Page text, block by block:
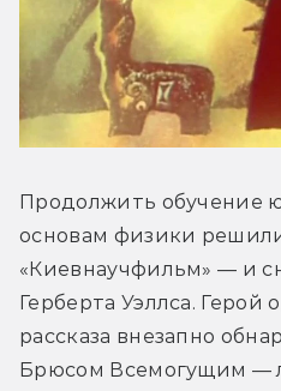
Продолжить обучение
основам физики
«Киевнаучфильм» — и
Герберта Уэллса. Герой
рассказа внезапно
Брюсом Всемогущим —